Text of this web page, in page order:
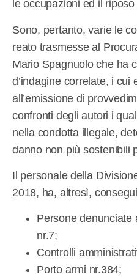
le occupazioni ed il
Sono, pertanto, varie le
reato trasmesse al
Mario Spagnuolo che ha
d’indagine correlate, i
all’emissione di
confronti degli autori i
nella condotta illegale,
danno non più sostenibili
Il personale della
2018, ha, altresì,
Persone denunciate
nr.7;
Controlli
Porto armi nr.384;